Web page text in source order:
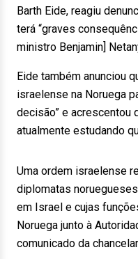
Barth Eide, reagiu
terá “graves
ministro Benjamin]
Eide também anunciou
israelense na Noruega
decisão” e acrescentou
atualmente estudando
Uma ordem israelense
diplomatas
em Israel e cujas
Noruega junto à
comunicado da